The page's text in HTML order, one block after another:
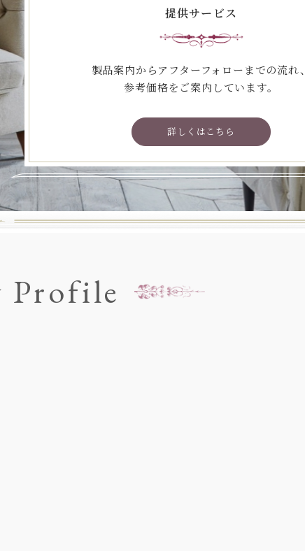
提供サービス
製品案内からアフターフォローまでの流れ、
参考価格をご案内しています。
詳しくはこちら
Profile